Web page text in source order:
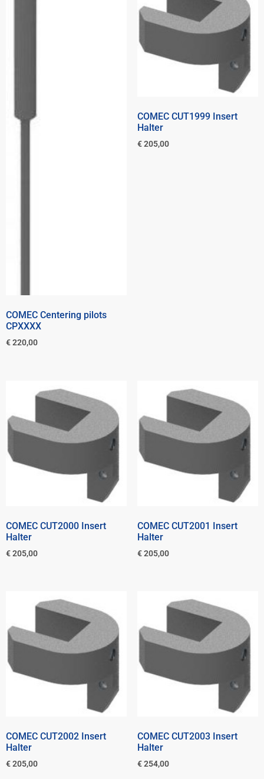
COMEC Centering pilots
CPXXXX
€220,00
COMEC CUT1999 Insert
Halter
€205,00
COMEC CUT2000 Insert
Halter
€205,00
COMEC CUT2001 Insert
Halter
€205,00
COMEC CUT2002 Insert
Halter
€205,00
COMEC CUT2003 Insert
Halter
€254,00